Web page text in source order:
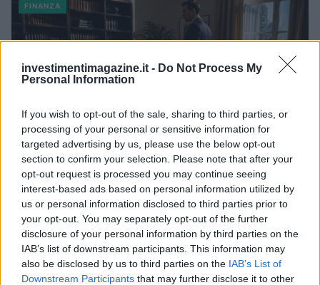
investimentimagazine.it - Do Not Process My
Personal Information
If you wish to opt-out of the sale, sharing to third parties, or
processing of your personal or sensitive information for
targeted advertising by us, please use the below opt-out
section to confirm your selection. Please note that after your
opt-out request is processed you may continue seeing
interest-based ads based on personal information utilized by
us or personal information disclosed to third parties prior to
your opt-out. You may separately opt-out of the further
disclosure of your personal information by third parties on the
IAB’s list of downstream participants. This information may
also be disclosed by us to third parties on the IAB’s List of
Downstream Participants that may further disclose it to other
FINANZA
Cash management personale con il sistema a bucket: guida
operativa
Niccolò Conforti · 7 Ago 2026
FINANZA